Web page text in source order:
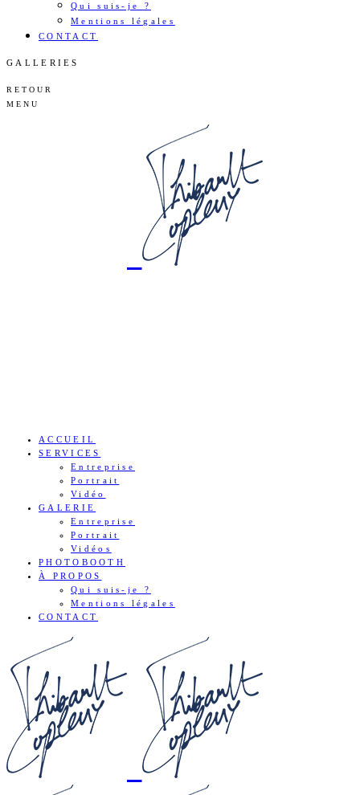
Qui suis-je ?
Mentions légales
CONTACT
GALLERIES
RETOUR
MENU
ACCUEIL
SERVICES
Entreprise
Portrait
Vidéo
GALERIE
Entreprise
Portrait
Vidéos
PHOTOBOOTH
À PROPOS
Qui suis-je ?
Mentions légales
CONTACT